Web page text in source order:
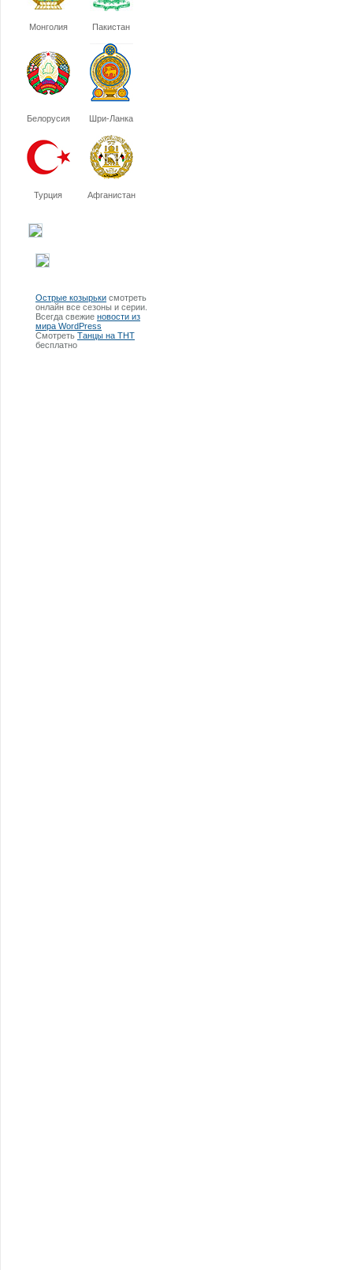
Монголия Пакистан
Белорусия Шри-Ланка
Турция Афганистан
Острые козырьки смотреть
онлайн все сезоны и серии.
Всегда свежие новости из
мира WordPress
Смотреть Танцы на ТНТ
бесплатно